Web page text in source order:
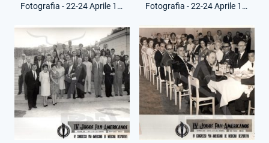
Fotografia - 22-24 Aprile 1963 - Giochi Paramericani San Paolo - Renato Ziaco Fotografia - 22-24 Aprile 1963 - Giochi Paramericani San Paolo - Renato Ziaco